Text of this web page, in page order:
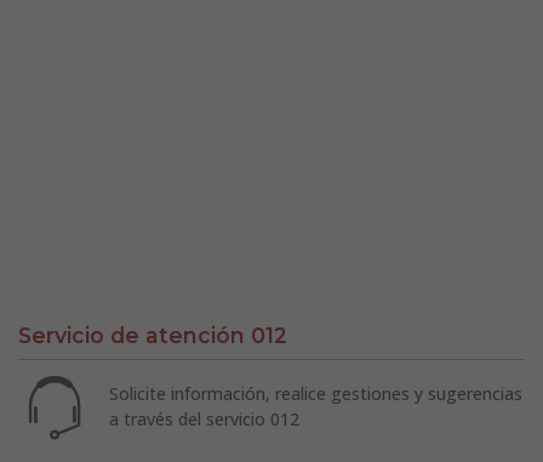
Servicio de atención 012
Solicite información, realice gestiones y sugerencias
a través del servicio 012